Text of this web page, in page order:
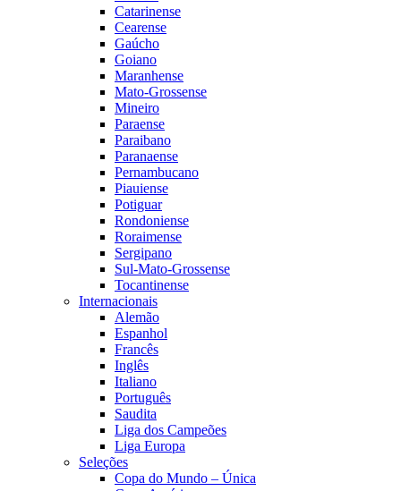
Catarinense
Cearense
Gaúcho
Goiano
Maranhense
Mato-Grossense
Mineiro
Paraense
Paraibano
Paranaense
Pernambucano
Piauiense
Potiguar
Rondoniense
Roraimense
Sergipano
Sul-Mato-Grossense
Tocantinense
Internacionais
Alemão
Espanhol
Francês
Inglês
Italiano
Português
Saudita
Liga dos Campeões
Liga Europa
Seleções
Copa do Mundo – Única